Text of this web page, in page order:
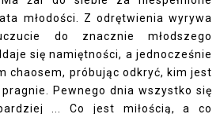
młodości. Z odrętwienia wyrywa
do znacznie młodszego
się namiętności, a jednocześnie
chaosem, próbując odkryć, kim jest
Pewnego dnia wszystko się
... Co jest miłością, a co